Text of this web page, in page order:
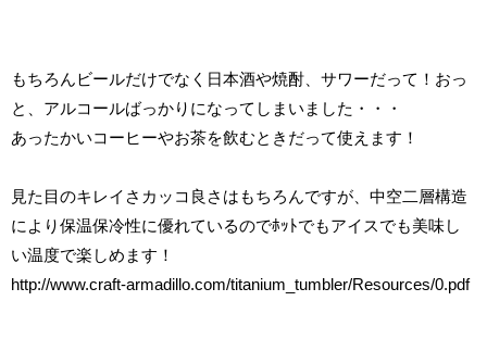
もちろんビールだけでなく日本酒や焼酎、サワーだって！おっ
と、アルコールばっかりになってしまいました・・・
あったかいコーヒーやお茶を飲むときだって使えます！
見た目のキレイさカッコ良さはもちろんですが、中空二層構造
により保温保冷性に優れているのでﾎｯﾄでもアイスでも美味し
い温度で楽しめます！
http://www.craft-armadillo.com/titanium_tumbler/Resources/0.pdf